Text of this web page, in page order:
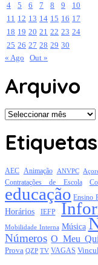
4 5 6 7 8 9
10
11 12 13 14 15 16 17
18 19 20 21 22 23 24
25 26 27 28 29 30
« Ago
Out »
Arquivo
Arquivo
Etiquetas
AEC Animação ANVPC
Contratações de Escola
educação Ensino
Horários IEFP
Mobilidade Interna Música
Números O Meu
Prova QZP TV VAGAS